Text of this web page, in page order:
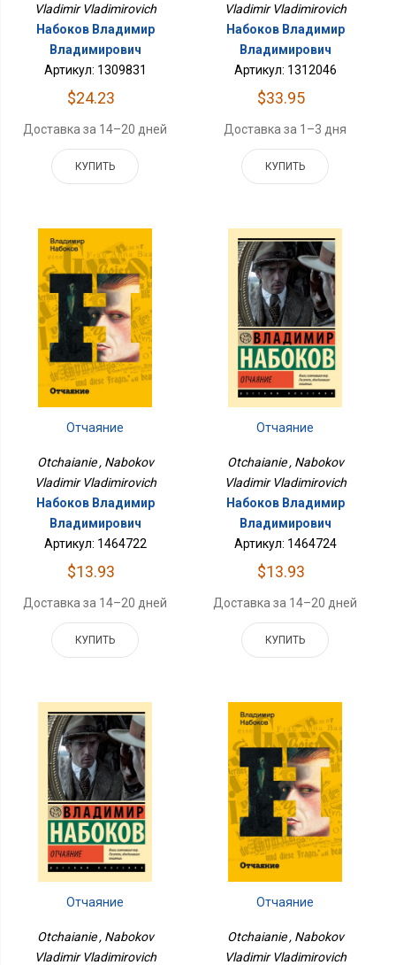
Vladimir Vladimirovich
Набоков Владимир
Владимирович
Артикул: 1309831
$24.23
Доставка за 14–20 дней
КУПИТЬ
Vladimir Vladimirovich
Набоков Владимир
Владимирович
Артикул: 1312046
$33.95
Доставка за 1–3 дня
КУПИТЬ
Отчаяние
Otchaianie , Nabokov
Vladimir Vladimirovich
Набоков Владимир
Владимирович
Артикул: 1464722
$13.93
Доставка за 14–20 дней
КУПИТЬ
Отчаяние
Otchaianie , Nabokov
Vladimir Vladimirovich
Набоков Владимир
Владимирович
Артикул: 1464724
$13.93
Доставка за 14–20 дней
КУПИТЬ
Отчаяние
Otchaianie , Nabokov
Vladimir Vladimirovich
Отчаяние
Otchaianie , Nabokov
Vladimir Vladimirovich